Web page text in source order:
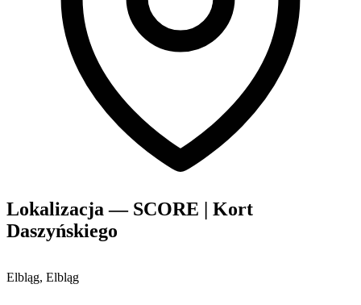
Lokalizacja — SCORE | Kort
Daszyńskiego
Elbląg, Elbląg